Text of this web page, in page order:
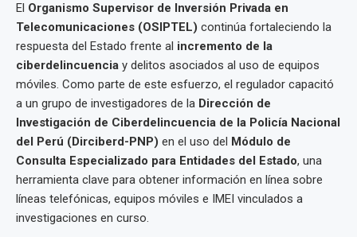
El Organismo Supervisor de Inversión Privada en
Telecomunicaciones (OSIPTEL) continúa fortaleciendo la
respuesta del Estado frente al incremento de la
ciberdelincuencia y delitos asociados al uso de equipos
móviles. Como parte de este esfuerzo, el regulador capacitó
a un grupo de investigadores de la Dirección de
Investigación de Ciberdelincuencia de la Policía Nacional
del Perú (Dirciberd-PNP) en el uso del Módulo de
Consulta Especializado para Entidades del Estado, una
herramienta clave para obtener información en línea sobre
líneas telefónicas, equipos móviles e IMEI vinculados a
investigaciones en curso.